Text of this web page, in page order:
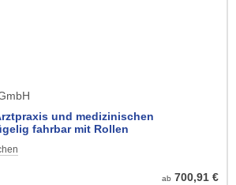
und medizinischen
fahrbar mit Rollen
ab 700,91 €